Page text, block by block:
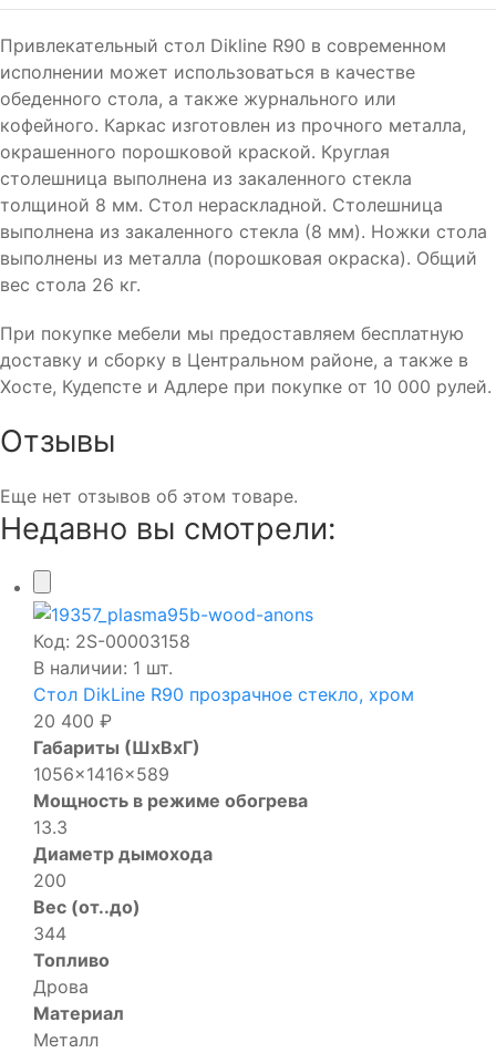
Привлекательный стол Dikline R90 в современном
исполнении может использоваться в качестве
обеденного стола, а также журнального или
кофейного. Каркас изготовлен из прочного металла,
окрашенного порошковой краской. Круглая
столешница выполнена из закаленного стекла
толщиной 8 мм. Стол нераскладной. Столешница
выполнена из закаленного стекла (8 мм). Ножки стола
выполнены из металла (порошковая окраска). Общий
вес стола 26 кг.
При покупке мебели мы предоставляем бесплатную
доставку и сборку в Центральном районе, а также в
Хосте, Кудепсте и Адлере при покупке от 10 000 рулей.
Отзывы
Еще нет отзывов об этом товаре.
Недавно вы смотрели:
Код: 2S-00003158
В наличии: 1 шт.
Стол DikLine R90 прозрачное стекло, хром
20 400 ₽
Габариты (ШхВхГ)
1056x1416x589
Мощность в режиме обогрева
13.3
Диаметр дымохода
200
Вес (от..до)
344
Топливо
Дрова
Материал
Металл